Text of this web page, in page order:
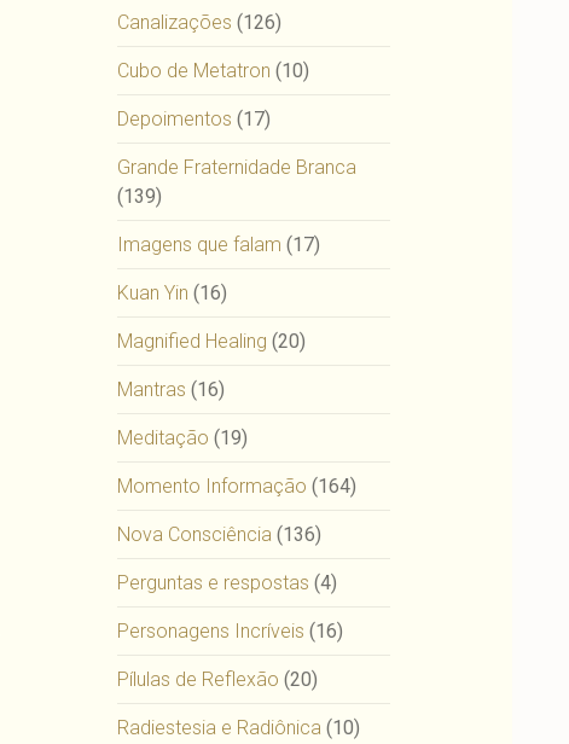
Canalizações (126)
Cubo de Metatron (10)
Depoimentos (17)
Grande Fraternidade Branca
(139)
Imagens que falam (17)
Kuan Yin (16)
Magnified Healing (20)
Mantras (16)
Meditação (19)
Momento Informação (164)
Nova Consciência (136)
Perguntas e respostas (4)
Personagens Incríveis (16)
Pílulas de Reflexão (20)
Radiestesia e Radiônica (10)